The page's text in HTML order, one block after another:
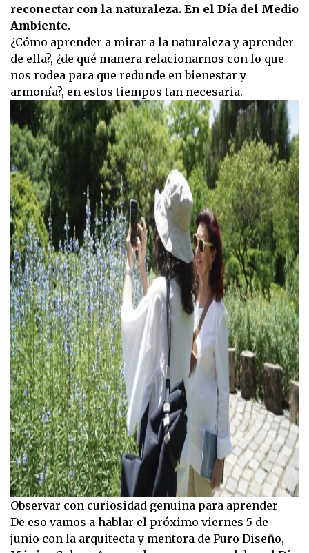
reconectar con la naturaleza. En el Día del Medio
Ambiente.
¿Cómo aprender a mirar a la naturaleza y aprender
de ella?, ¿de qué manera relacionarnos con lo que
nos rodea para que redunde en bienestar y
armonía?, en estos tiempos tan necesaria.
Observar con curiosidad genuina para aprender
De eso vamos a hablar el próximo viernes 5 de
junio con la arquitecta y mentora de Puro Diseño,